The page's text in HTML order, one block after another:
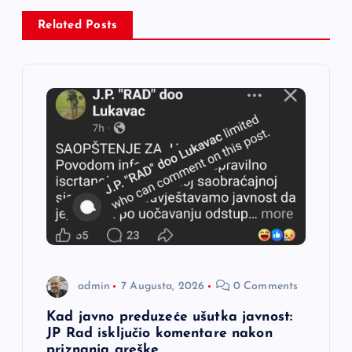
c
Related Posts
admin 7 Augusta, 2026 0 Comments
Kad javno preduzeće ušutka javnost:
JP Rad isključio komentare nakon